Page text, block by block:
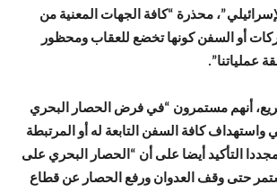
محذرة “كافة الجهات المعنية من
أو السفن كونها تخضع للعقاب ومحظور
عملياتنا”.
أنهم مستمرون “في فرض الحصار البحري
واستهداف كافة السفن التابعة له أو المرتبطة
مجددا التأكيد أيضا على أن “الحصار البحري على
حتى وقف العدوان ورفع الحصار عن قطاع